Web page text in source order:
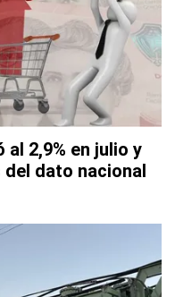
2,9% en julio y
dato nacional